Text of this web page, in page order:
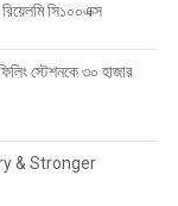
সি১০০এক্স
স্টেশনকে ৩০ হাজার
& Stronger